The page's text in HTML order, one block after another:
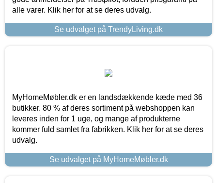
alle varer. Klik her for at se deres udvalg.
Se udvalget på TrendyLiving.dk
MyHomeMøbler.dk er en landsdækkende kæde med 36
butikker. 80 % af deres sortiment på webshoppen kan
leveres inden for 1 uge, og mange af produkterne
kommer fuld samlet fra fabrikken. Klik her for at se deres
udvalg.
Se udvalget på MyHomeMøbler.dk